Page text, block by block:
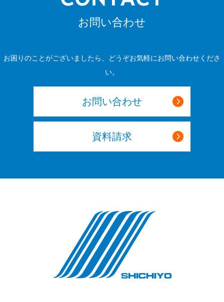
お問い合わせ
お困りのことがございましたら、どうぞお気軽にお問い合わせくださ
い。
お問い合わせ
資料請求